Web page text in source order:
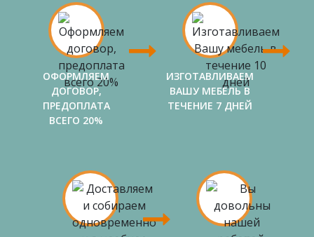
ОФОРМЛЯЕМ
ДОГОВОР,
ПРЕДОПЛАТА
ВСЕГО 20%
ИЗГОТАВЛИВАЕМ
ВАШУ МЕБЕЛЬ В
ТЕЧЕНИЕ 7 ДНЕЙ